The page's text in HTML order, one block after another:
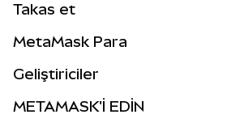
Takas et
Perps
RWA'lar
MetaMask Para
Geliştiriciler
METAMASK'İ EDİN